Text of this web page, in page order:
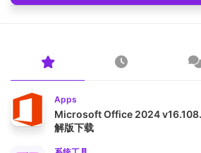
Apps
Microsoft Office 2024
解版下载